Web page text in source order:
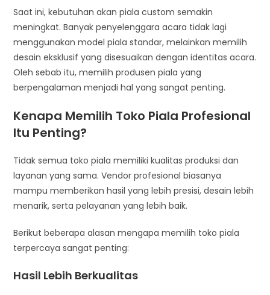
Saat ini, kebutuhan akan piala custom semakin
meningkat. Banyak penyelenggara acara tidak lagi
menggunakan model piala standar, melainkan memilih
desain eksklusif yang disesuaikan dengan identitas acara.
Oleh sebab itu, memilih produsen piala yang
berpengalaman menjadi hal yang sangat penting.
Kenapa Memilih Toko Piala Profesional
Itu Penting?
Tidak semua toko piala memiliki kualitas produksi dan
layanan yang sama. Vendor profesional biasanya
mampu memberikan hasil yang lebih presisi, desain lebih
menarik, serta pelayanan yang lebih baik.
Berikut beberapa alasan mengapa memilih toko piala
terpercaya sangat penting:
Hasil Lebih Berkualitas